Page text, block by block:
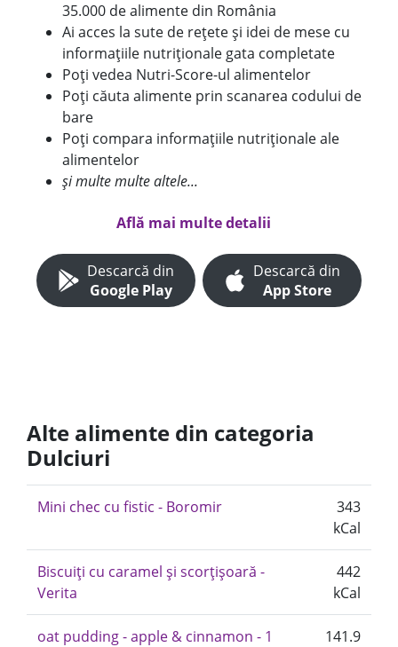
35.000 de alimente din România
Ai acces la sute de rețete și idei de mese cu
informațiile nutriționale gata completate
Poți vedea Nutri-Score-ul alimentelor
Poți căuta alimente prin scanarea codului de
bare
Poți compara informațiile nutriționale ale
alimentelor
și multe multe altele...
Află mai multe detalii
Descarcă din
Google Play
Descarcă din
App Store
Alte alimente din categoria
Dulciuri
Mini chec cu fistic - Boromir
343
kCal
Biscuiți cu caramel și scorțișoară -
Verita
442
kCal
oat pudding - apple & cinnamon - 1
141.9